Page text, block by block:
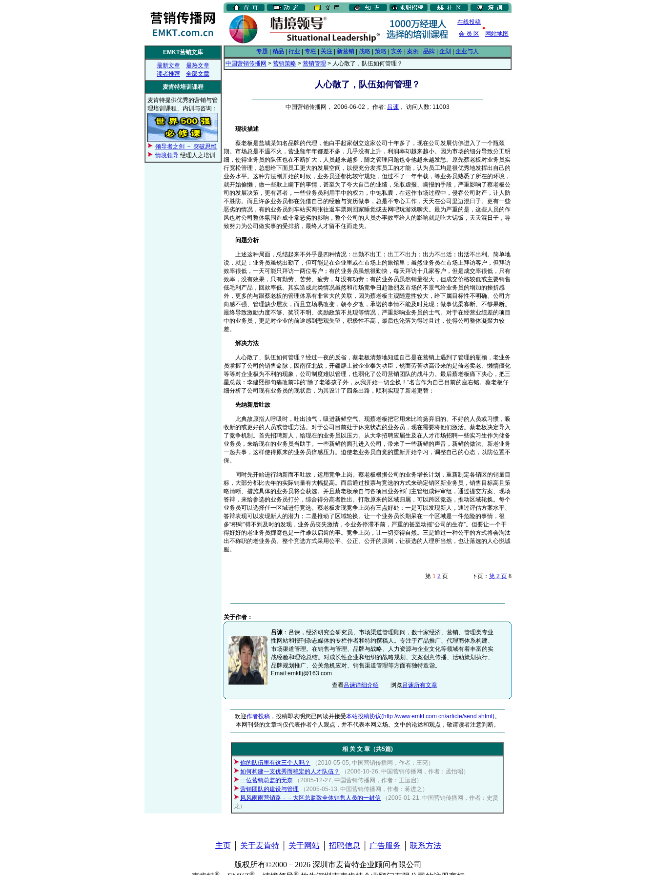
在线投稿
会 员 区
网站地图
EMKT营销文库
最新文章
最热文章
读者推荐
全部文章
麦肯特培训课程
麦肯特提供优秀的营销与管
理培训课程、内训与咨询：
领导者之剑 － 突破思维
情境领导 经理人之培训
专题 精品 行业 专栏 关注 新营销 战略 策略 实务 案例 品牌 企划
企业与人
中国营销传播网 > 营销策略 > 营销管理 > 人心散了，队伍如何管理？
人心散了，队伍如何管理？
中国营销传播网， 2006-06-02， 作者: 吕谏 ， 访问人数: 11003
现状描述
蔡老板是盐城某知名品牌的代理，他白手起家创立这家公司十年多了，现在公司发展仿佛进入了一个瓶颈
期。市场总是不温不火，营业额年年都差不多，几乎没有上升，利润率却越来越小。因为市场的细分导致分工明
细，使得业务员的队伍也在不断扩大，人员越来越多，随之管理问题也令他越来越发愁。原先蔡老板对业务员实
行宽松管理，总想给下面员工更大的发展空间，以便充分发挥员工的才能，认为员工均是很优秀地发挥出自己的
业务水平。这种方法刚开始的时候，业务员还都比较守规矩，但过不了一年半载，等业务员熟悉了所在的环境，
就开始偷懒，做一些欺上瞒下的事情，甚至为了夸大自己的业绩，采取虚报、瞒报的手段，严重影响了蔡老板公
司的发展决策，更有甚者，一些业务员利用手中的权力，中饱私囊，在运作市场过程中，侵吞公司财产，让人防
不胜防。而且许多业务员都在凭借自己的经验与资历做事，总是不专心工作，天天在公司里边混日子。更有一些
恶劣的情况，有的业务员到车站买两张往返车票则回家睡觉或去网吧玩游戏聊天。最为严重的是，这些人员的作
风也对公司整体氛围造成非常恶劣的影响，整个公司的人员办事效率给人的影响就是吃大锅饭，天天混日子，导
致努力为公司做实事的受排挤，最终人才留不住而走失。
问题分析
上述这种局面，总结起来不外乎是四种情况：出勤不出工；出工不出力；出力不出活；出活不出利。简单地
说，就是：业务员虽然出勤了，但可能是在企业里或在市场上的旅馆里；虽然业务员在市场上拜访客户，但拜访
效率很低，一天可能只拜访一两位客户；有的业务员虽然很勤快，每天拜访十几家客户，但是成交率很低，只有
效率，没有效果，只有勤劳、苦劳、疲劳，却没有功劳；有的业务员虽然销量很大，但成交价格较低或主要销售
低毛利产品，回款率低。其实造成此类情况虽然和市场竞争日趋激烈及市场的不景气给业务员的增加的挫折感
外，更多的与跟蔡老板的管理体系有非常大的关联，因为蔡老板主观随意性较大，给下属目标性不明确、公司方
向感不强、管理缺少层次，而且立场易改变，朝令夕改，承诺的事情不能及时兑现；做事优柔寡断、不够果断。
最终导致激励力度不够、奖罚不明、奖励政策不兑现等情况，严重影响业务员的士气。对于在经营业绩差的项目
中的业务员，更是对企业的前途感到悲观失望，积极性不高，最后也沦落为得过且过，使得公司整体凝聚力较
差。
解决方法
人心散了、队伍如何管理？经过一夜的反省，蔡老板清楚地知道自己是在营销上遇到了管理的瓶颈，老业务
员掌握了公司的销售命脉，因南征北战，开疆辟土被企业奉为功臣，然而劳苦功高带来的是倚老卖老、懒惰僵化
等等对企业极为不利的现象，公司制度难以管理，也弱化了公司营销团队的战斗力。最后蔡老板痛下决心，把三
星总裁：李建熙那句痛改前非的“除了老婆孩子外，从我开始一切全换！”名言作为自己目前的座右铭。蔡老板仔
细分析了公司现有业务员的现状后，为其设计了四条出路，顺利实现了新老更替：
先纳新后吐故
此典故原指人呼吸时，吐出浊气，吸进新鲜空气。现蔡老板把它用来比喻扬弃旧的、不好的人员或习惯，吸
收新的或更好的人员或管理方法。对于公司目前处于休克状态的业务员，现在需要将他们激活。蔡老板决定导入
了竞争机制。首先招聘新人，给现在的业务员以压力。从大学招聘应届生及在人才市场招聘一些实习生作为储备
业务员，来给现在的业务员当助手。一些新鲜的面孔进入公司，带来了一些新鲜的声音，新鲜的做法。新老业务
一起共事，这样使得原来的业务员倍感压力。迫使老业务员自觉的重新开始学习，调整自己的心态，以防位置不
保。
同时先开始进行纳新而不吐故，运用竞争上岗。蔡老板根据公司的业务增长计划，重新制定各销区的销量目
标，大部分都比去年的实际销量有大幅提高。而后通过投票与竞选的方式来确定销区新业务员，销售目标高且策
略清晰、措施具体的业务员将会获选。并且蔡老板亲自与各项目业务部门主管组成评审组，通过提交方案、现场
答辩，来给参选的业务员打分，综合得分高者胜出。打散原来的区域归属，可以跨区竞选，推动区域轮换。每个
业务员可以选择任一区域进行竞选。蔡老板发现竞争上岗有三点好处：一是可以发现新人，通过评估方案水平、
答辩表现可以发现新人的潜力；二是推动了区域轮换。让一个业务员长期呆在一个区域是一件危险的事情，很
多“积疴”得不到及时的发现，业务员丧失激情，令业务停滞不前，严重的甚至动摇“公司的生存”。但要让一个干
得好好的老业务员挪窝也是一件难以启齿的事。竞争上岗，让一切变得自然。三是通过一种公平的方式将会淘汰
出不称职的老业务员。整个竞选方式采用公平、公正、公开的原则，让获选的人理所当然，也让落选的人心悦诚
服。
第 1 2 页 下页： 第 2 页 8
关于作者：
吕谏 ：吕谏，经济研究会研究员、市场渠道管理顾问，数十家经济、营销、管理类专业
性网站和报刊杂志媒体的专栏作者和特约撰稿人。专注于产品推广、代理商体系构建、
市场渠道管理。在销售与管理、品牌与战略、人力资源与企业文化等领域有着丰富的实
战经验和理论总结。对成长性企业和组织的战略规划、文案创意传播、活动策划执行、
品牌规划推广、公关危机应对、销售渠道管理等方面有独特造诣。
Email:emktlj@163.com
查看吕谏详细介绍 浏览吕谏所有文章
欢迎作者投稿 ，投稿即表明您已阅读并接受本站投稿协议(http://www.emkt.com.cn/article/send.shtml)。
本网刊登的文章均仅代表作者个人观点，并不代表本网立场。文中的论述和观点，敬请读者注意判断。
相 关 文 章（共5篇)
你的队伍里有这三个人吗？
（2010-05-05, 中国营销传播网，作者：王亮）
如何构建一支优秀而稳定的人才队伍？
（2006-10-26, 中国营销传播网，作者：孟怡昭）
一位营销总监的无奈
（2005-12-27, 中国营销传播网，作者：王运启）
营销团队的建设与管理
（2005-05-13, 中国营销传播网，作者：蒋进之）
风风雨雨营销路－－大区总监致全体销售人员的一封信
（2005-01-21, 中国营销传播网，作者：史贤
龙）
主页│ 关于麦肯特│ 关于网站│ 招聘信息 广告服务 联系方法
版权所有©2000－2026 深圳市麦肯特企业顾问有限公司